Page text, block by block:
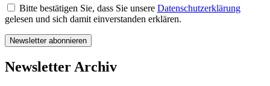
Bitte bestätigen Sie, dass Sie unsere Datenschutzerklärung
gelesen und sich damit einverstanden erklären.
Newsletter Archiv